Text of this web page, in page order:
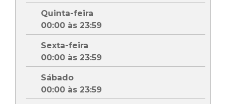
Quinta-feira
00:00 às 23:59
Sexta-feira
00:00 às 23:59
Sábado
00:00 às 23:59